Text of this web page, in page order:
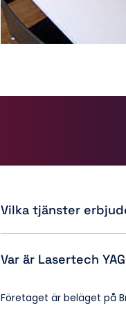
Vilka tjänster
lasersvetsning,
Företaget är beläget på